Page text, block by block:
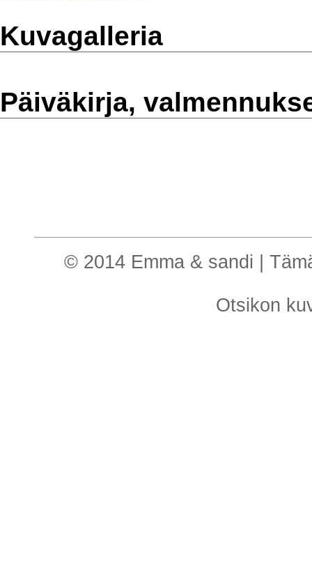
Kuvagalleria
Päiväkirja,
© 2014 Emma & sandi |
Otsikon